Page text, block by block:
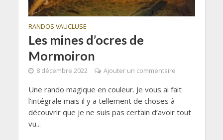
RANDOS VAUCLUSE
Les mines d’ocres de
Mormoiron
8 décembre 2022 Ajouter un commentaire
Une rando magique en couleur. Je vous ai fait
l’intégrale mais il y a tellement de choses à
découvrir que je ne suis pas certain d’avoir tout
vu...